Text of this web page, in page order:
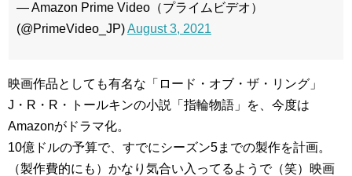
— Amazon Prime Video（プライムビデオ）
(@PrimeVideo_JP)August 3, 2021
映画作品としても有名な「ロード・オブ・ザ・リング」
J・R・R・トールキンの小説「指輪物語」を、今度は
Amazonがドラマ化。
10億ドルの予算で、すでにシーズン5までの製作を計画。
（製作費的にも）かなり気合い入ってるようで（笑）映画